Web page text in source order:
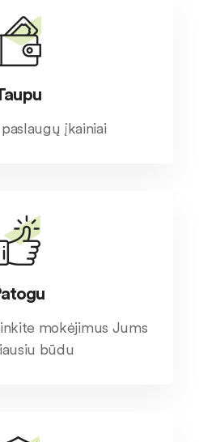
įkainiai
mokėjimus Jums
būdu